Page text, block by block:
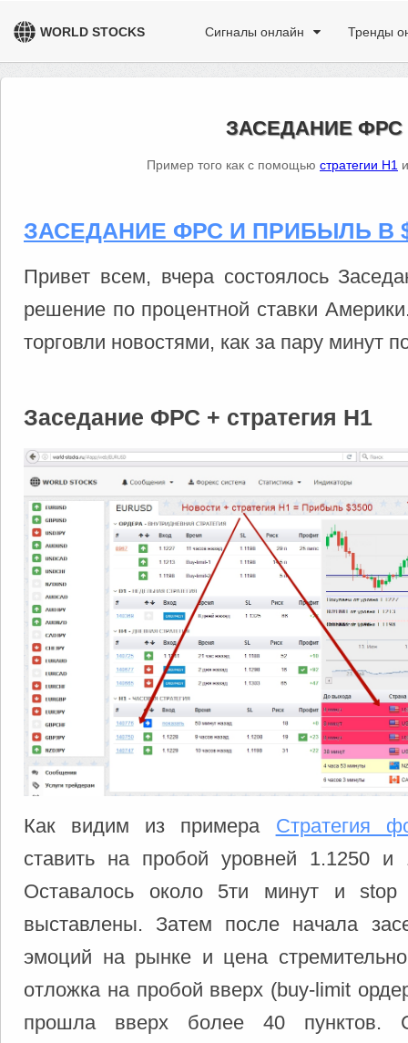
WORLD STOCKS Сигналы онлайн Тренды
ЗАСЕДАНИЕ ФРС
Пример того как с помощью стратегии H1
ЗАСЕДАНИЕ ФРС И ПРИБЫЛЬ В
Привет всем, вчера состоялось
решение по процентной ставки
торговли новостями, как за пару минут
Заседание ФРС + стратегия Н1
Как видим из примера Стратегия
ставить на пробой уровней 1.1250
Оставалось около 5ти минут и
выставлены. Затем после начала
эмоций на рынке и цена
отложка на пробой вверх (buy-limit
прошла вверх более 40 пунктов.